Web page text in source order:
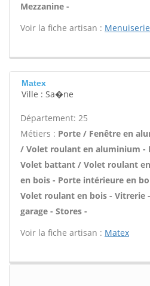
Mezzanine -
Voir la fiche artisan :
Matex
Ville : Sa�ne
Département: 25
Métiers : Porte / Fenêtre en
/ Volet roulant en aluminium -
Volet battant / Volet roulant
en bois - Porte intérieure en
Volet roulant en bois - Vitrerie
garage - Stores -
Voir la fiche artisan : Matex